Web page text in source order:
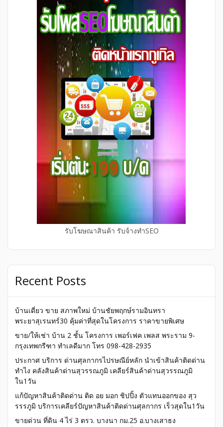
รับโฆษณาสินค้า รับจ้างทำSEO
Recent Posts
บ้านเดี่ยว ขาย สภาพใหม่ บ้านชัยพฤกษ์รามอินทรา
พระยาสุเรนทร์30 คุ้มค่าที่สุดในโครงการ ราคาขายพิเศษ
ขาย/ให้เช่า บ้าน 2 ชั้น โครงการ เพอร์เฟค เพลส พระราม 9-
กรุงเทพกรีฑา ทำเลดีมาก โทร 098-428-2935
ประกาศ บริการ ด่านศุลกากรไปรษณีย์หลัก นำเข้าสินค้าติดด่าน
ทำไง คลังสินค้าด่านสุวรรณภูมิ เคลียร์สินค้าด่านสุวรรณภูมิ
ใน1วัน
แก้ปัญหาสินค้าติดด่าน ติด อย มอก ชิปปิ้ง ตัวแทนออกของ สุว
รรรภูมิ บริการเคลียร์ปัญหาสินค้าติดด่านศุลกากร เร็วสุดใน1วัน
ขายด่วน ที่ดิน 4 ไร่ 3 ตรว. บางนา กม.25 อ.บางเสาธง